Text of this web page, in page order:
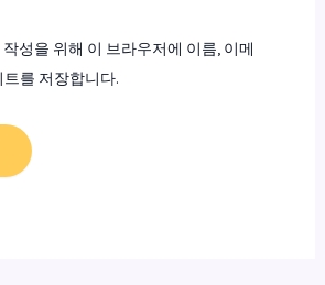
성을 위해 이 브라우저에 이름, 이메
를 저장합니다.